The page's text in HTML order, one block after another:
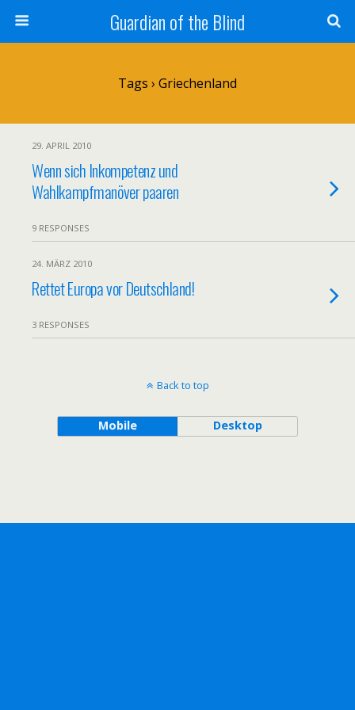
Guardian of the Blind
Tags › Griechenland
29. APRIL 2010
Wenn sich Inkompetenz und
Wahlkampfmanöver paaren
9 RESPONSES
24. MÄRZ 2010
Rettet Europa vor Deutschland!
3 RESPONSES
Back to top
Mobile Desktop